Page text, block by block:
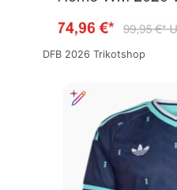
DFB 2026 Trikotshop